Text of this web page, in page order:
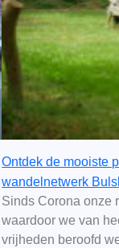
Ontdek de mooiste
wandelnetwerk
Sinds Corona onze
waardoor we van
vrijheden beroofd